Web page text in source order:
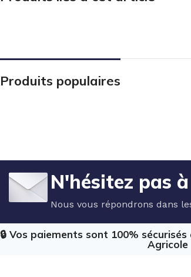
Produits populaires
N'hésitez pas
Nous vous répondrons dans
🔒 Vos paiements sont 100%
Agricole